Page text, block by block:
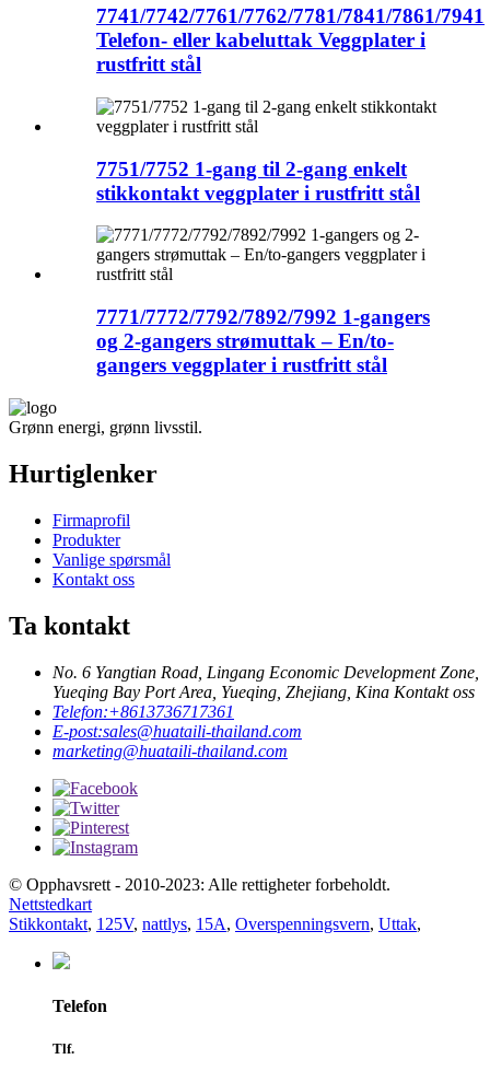
7741/7742/7761/7762/7781/7841/7861/7941
Telefon- eller kabeluttak Veggplater i
rustfritt stål
7751/7752 1-gang til 2-gang enkelt
stikkontakt veggplater i rustfritt stål
7771/7772/7792/7892/7992 1-gangers
og 2-gangers strømuttak – En/to-
gangers veggplater i rustfritt stål
Grønn energi, grønn livsstil.
Hurtiglenker
Firmaprofil
Produkter
Vanlige spørsmål
Kontakt oss
Ta kontakt
No. 6 Yangtian Road, Lingang Economic Development Zone,
Yueqing Bay Port Area, Yueqing, Zhejiang, Kina Kontakt oss
Telefon:+8613736717361
E-post:sales@huataili-thailand.com
marketing@huataili-thailand.com
© Opphavsrett - 2010-2023: Alle rettigheter forbeholdt.
Nettstedkart
Stikkontakt, 125V, nattlys, 15A, Overspenningsvern, Uttak,
Telefon
Tlf.